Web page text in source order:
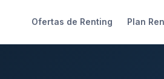
Ofertas de Renting Plan